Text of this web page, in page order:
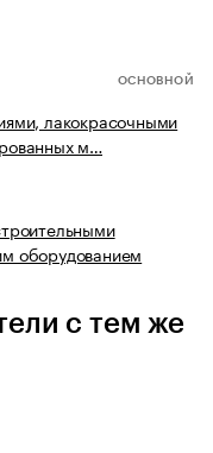
ОСНОВНОЙ
лакокрасочными
м…
оборудованием
с тем же